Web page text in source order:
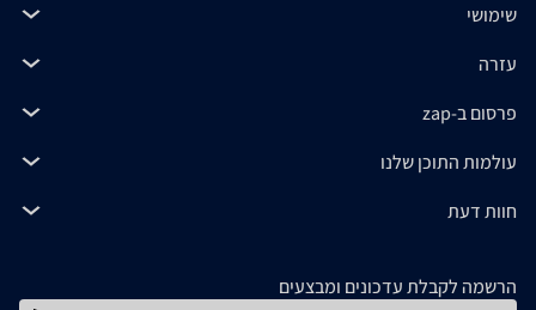
שימושי
עזרה
פרסום ב-zap
עולמות התוכן שלנו
חוות דעת
הרשמה לקבלת עדכונים ומבצעים